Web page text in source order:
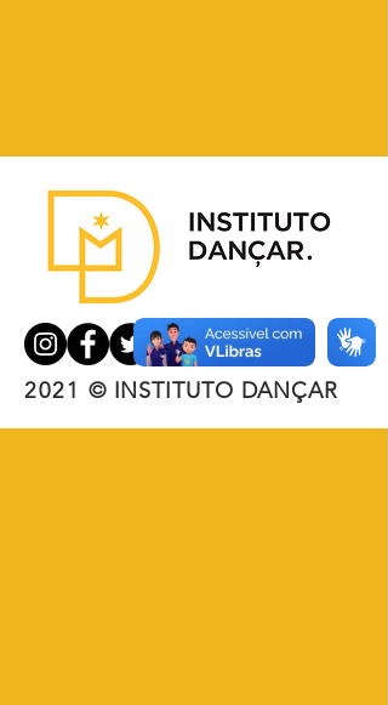
2021 © INSTITUTO DANÇAR